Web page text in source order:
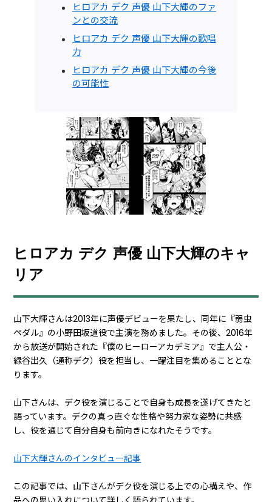
ヒロアカ デク 声優 山下大輝のファ
ンとの交流
ヒロアカ デク 声優 山下大輝の歌唱
力
ヒロアカ デク 声優 山下大輝の今後
の可能性
ヒロアカ デク 声優 山下大輝のキャ
リア
山下大輝さんは2013年に声優デビューを果たし、同年に『弱虫
ペダル』の小野田坂道役で主演を務めました。その後、2016年
から放送が開始された『僕のヒーローアカデミア』で主人公・
緑谷出久（通称デク）役を担当し、一躍注目を集めることとな
ります。
山下さんは、デク役を演じることで自身も成長を遂げてきたと
語っています。デクの真っ直ぐな性格や努力家な姿勢に共感
し、役を通じて自分自身も前向きになれたそうです。
山下大輝さんのインタビュー記事
この記事では、山下さんがデク役を演じる上での心構えや、作